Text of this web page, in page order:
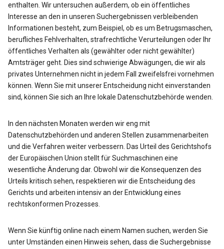
enthalten. Wir untersuchen außerdem, ob ein öffentliches
Interesse an den in unseren Suchergebnissen verbleibenden
Informationen besteht, zum Beispiel, ob es um Betrugsmaschen,
berufliches Fehlverhalten, strafrechtliche Verurteilungen oder Ihr
öffentliches Verhalten als (gewählter oder nicht gewählter)
Amtsträger geht. Dies sind schwierige Abwägungen, die wir als
privates Unternehmen nicht in jedem Fall zweifelsfrei vornehmen
können. Wenn Sie mit unserer Entscheidung nicht einverstanden
sind, können Sie sich an Ihre lokale Datenschutzbehörde wenden.
In den nächsten Monaten werden wir eng mit
Datenschutzbehörden und anderen Stellen zusammenarbeiten
und die Verfahren weiter verbessern. Das Urteil des Gerichtshofs
der Europäischen Union stellt für Suchmaschinen eine
wesentliche Änderung dar. Obwohl wir die Konsequenzen des
Urteils kritisch sehen, respektieren wir die Entscheidung des
Gerichts und arbeiten intensiv an der Entwicklung eines
rechtskonformen Prozesses.
Wenn Sie künftig online nach einem Namen suchen, werden Sie
unter Umständen einen Hinweis sehen, dass die Suchergebnisse